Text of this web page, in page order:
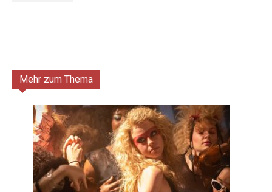
Mehr zum Thema